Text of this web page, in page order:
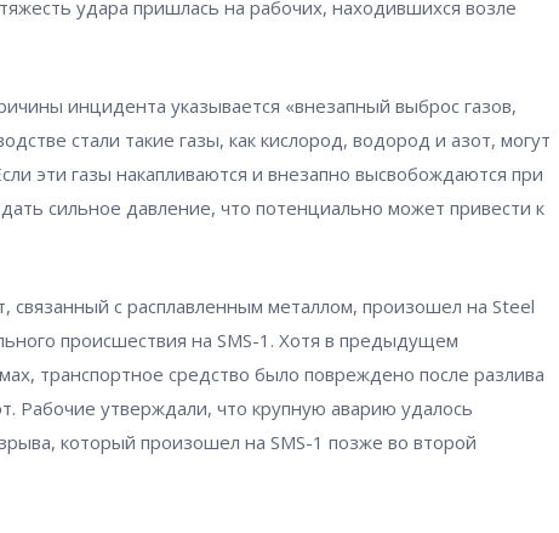
удара пришлась на рабочих, находившихся возле
инцидента указывается «внезапный выброс газов,
стали такие газы, как кислород, водород и азот, могут
эти газы накапливаются и внезапно высвобождаются при
сильное давление, что потенциально может привести к
связанный с расплавленным металлом, произошел на Steel
происшествия на SMS-1. Хотя в предыдущем
транспортное средство было повреждено после разлива
Рабочие утверждали, что крупную аварию удалось
который произошел на SMS-1 позже во второй